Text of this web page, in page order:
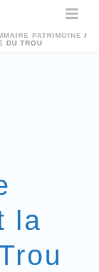
PATRIMOINE /
DU TROU
la